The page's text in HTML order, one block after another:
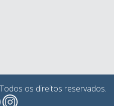
os direitos reservados.